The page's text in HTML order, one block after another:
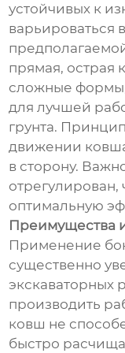
устойчивых к
варьироваться
прямая, острая
сложные
для лучшей
грунта.
движении
в сторону.
отрегулирован,
оптимальную
Преимущества
Применение
существенно
экскаваторных
производить
ковш не
быстро